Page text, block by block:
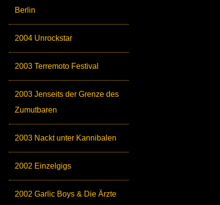
Berlin
2004 Unrockstar
2003 Terremoto Festival
2003 Jenseits der Grenze des
Zumutbaren
2003 Nackt unter Kannibalen
2002 Einzelgigs
2002 Garlic Boys & Die Ärzte